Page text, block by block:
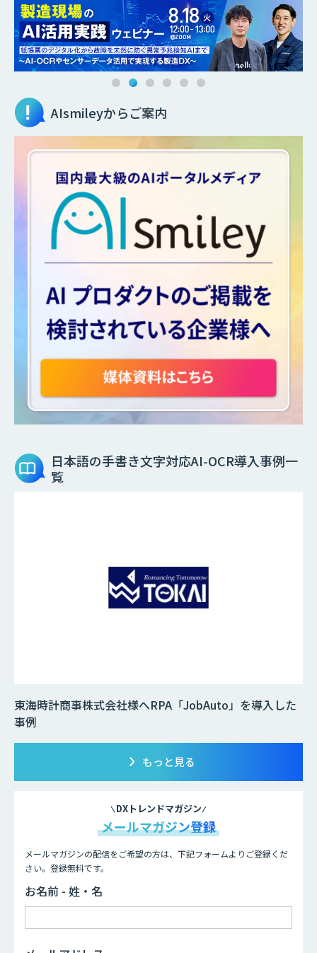
AIsmileyからご案内
日本語の手書き文字対応AI-OCR導入事例一
覧
東海時計商事株式会社様へRPA「JobAuto」を導入した
事例
もっと見る
DXトレンドマガジン
メールマガジン登録
メールマガジンの配信をご希望の方は、下記フォームよりご登録くだ
さい。登録無料です。
お名前 - 姓・名